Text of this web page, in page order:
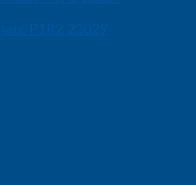
P1R2 23029